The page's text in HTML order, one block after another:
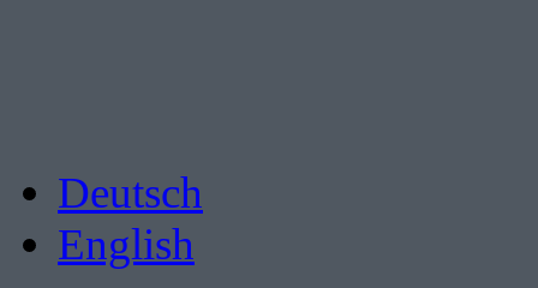
Deutsch
English